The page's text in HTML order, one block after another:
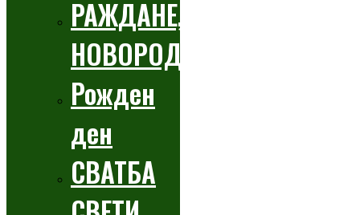
РАЖДАНЕ,
НОВОРОДЕНО
Рожден
ден
СВАТБА